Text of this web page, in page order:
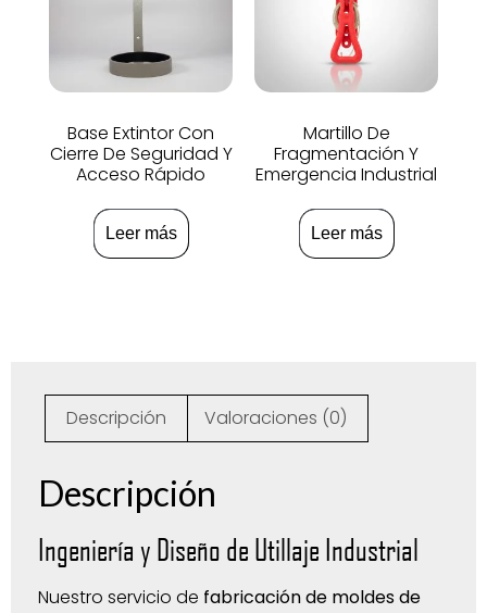
Base Extintor Con
Cierre De Seguridad Y
Acceso Rápido
Leer más
Martillo De
Fragmentación Y
Emergencia Industrial
Leer más
Descripción Valoraciones (0)
Descripción
Ingeniería y Diseño de Utillaje Industrial
Nuestro servicio de fabricación de moldes de